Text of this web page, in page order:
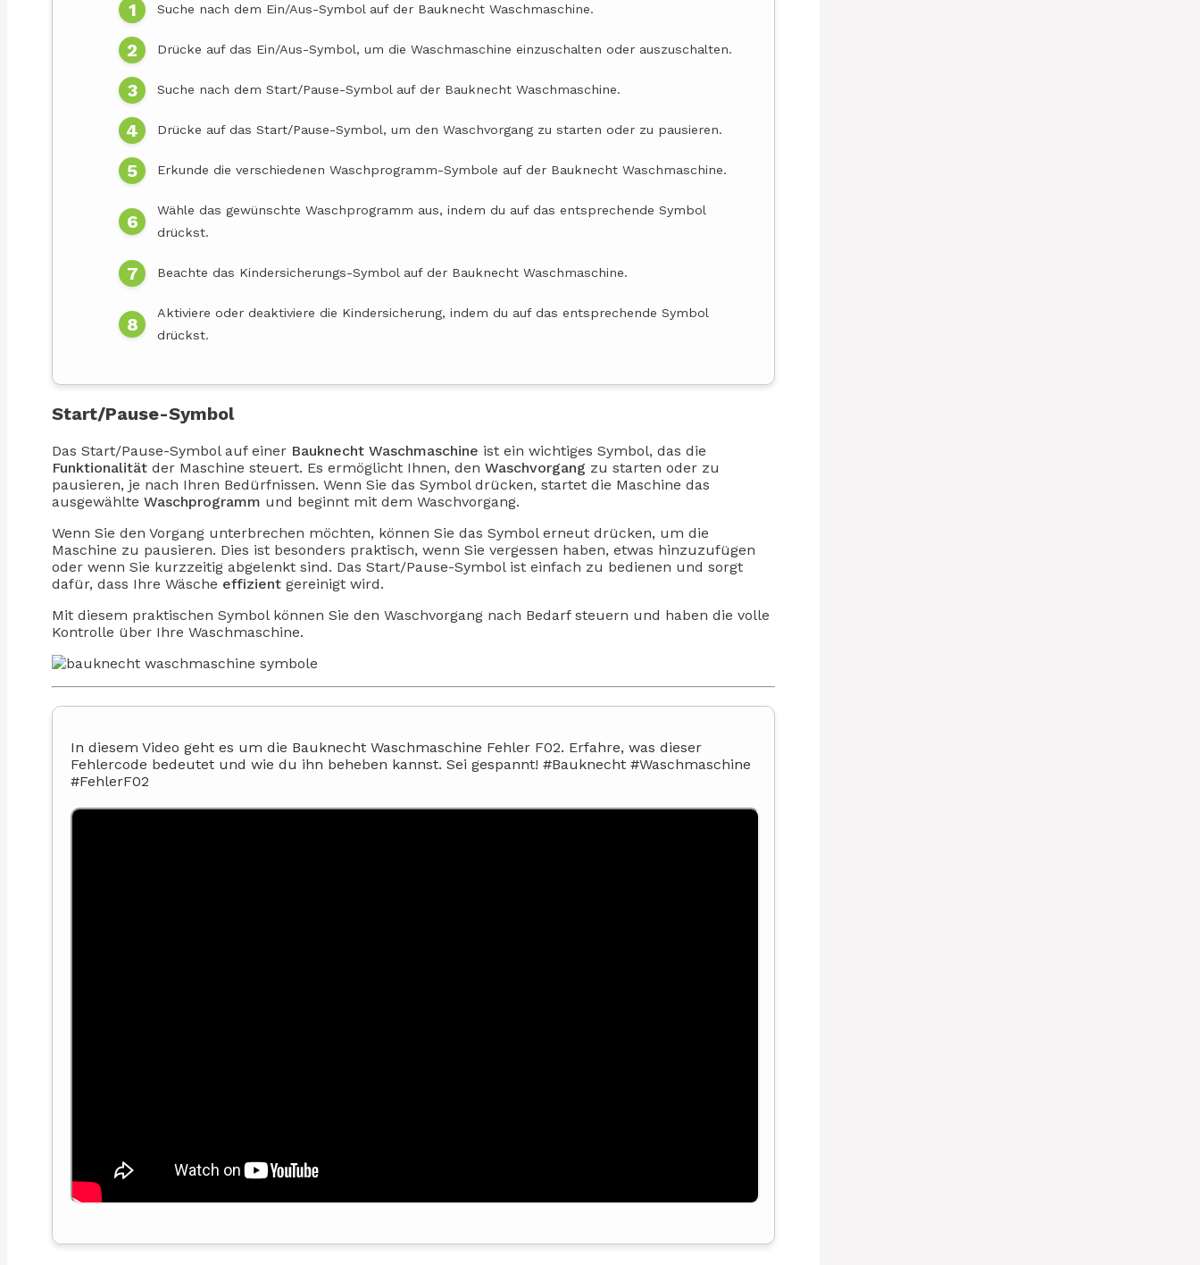
Suche nach dem Ein/Aus-Symbol auf der Bauknecht Waschmaschine.
Drücke auf das Ein/Aus-Symbol, um die Waschmaschine einzuschalten oder auszuschalten.
Suche nach dem Start/Pause-Symbol auf der Bauknecht Waschmaschine.
Drücke auf das Start/Pause-Symbol, um den Waschvorgang zu starten oder zu pausieren.
Erkunde die verschiedenen Waschprogramm-Symbole auf der Bauknecht Waschmaschine.
Wähle das gewünschte Waschprogramm aus, indem du auf das entsprechende Symbol
drückst.
Beachte das Kindersicherungs-Symbol auf der Bauknecht Waschmaschine.
Aktiviere oder deaktiviere die Kindersicherung, indem du auf das entsprechende Symbol
drückst.
Start/Pause-Symbol
Das Start/Pause-Symbol auf einer Bauknecht Waschmaschine ist ein wichtiges Symbol, das die
Funktionalität der Maschine steuert. Es ermöglicht Ihnen, den Waschvorgang zu starten oder zu
pausieren, je nach Ihren Bedürfnissen. Wenn Sie das Symbol drücken, startet die Maschine das
ausgewählte Waschprogramm und beginnt mit dem Waschvorgang.
Wenn Sie den Vorgang unterbrechen möchten, können Sie das Symbol erneut drücken, um die
Maschine zu pausieren. Dies ist besonders praktisch, wenn Sie vergessen haben, etwas hinzuzufügen
oder wenn Sie kurzzeitig abgelenkt sind. Das Start/Pause-Symbol ist einfach zu bedienen und sorgt
dafür, dass Ihre Wäsche effizient gereinigt wird.
Mit diesem praktischen Symbol können Sie den Waschvorgang nach Bedarf steuern und haben die volle
Kontrolle über Ihre Waschmaschine.
In diesem Video geht es um die Bauknecht Waschmaschine Fehler F02. Erfahre, was dieser
Fehlercode bedeutet und wie du ihn beheben kannst. Sei gespannt! #Bauknecht #Waschmaschine
#FehlerF02